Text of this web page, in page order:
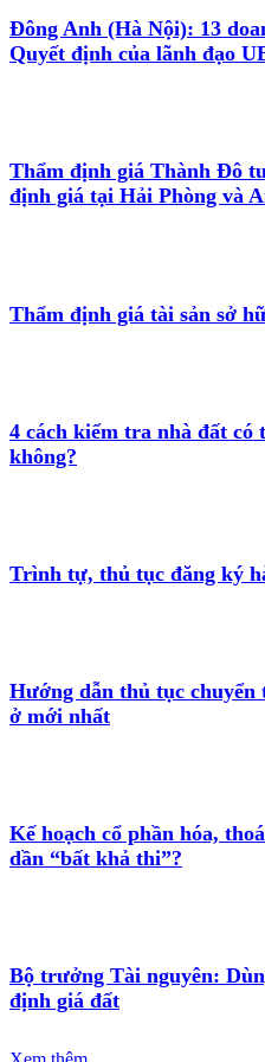
Đông Anh (Hà Nội): 13
Quyết định của lãnh đạo
Thẩm định giá Thành Đô
định giá tại Hải Phòng và
Thẩm định giá tài sản sở
4 cách kiểm tra nhà đất có
không?
Trình tự, thủ tục đăng ký
Hướng dẫn thủ tục chuyển
ở mới nhất
Kế hoạch cổ phần hóa,
dần “bất khả thi”?
Bộ trưởng Tài nguyên:
định giá đất